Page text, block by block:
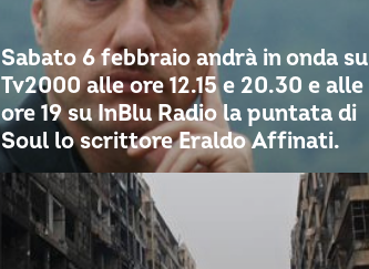
Sabato 6 febbraio andrà in onda su
Tv2000 alle ore 12.15 e 20.30 e alle
ore 19 su InBlu Radio la puntata di
Soul lo scrittore Eraldo Affinati.